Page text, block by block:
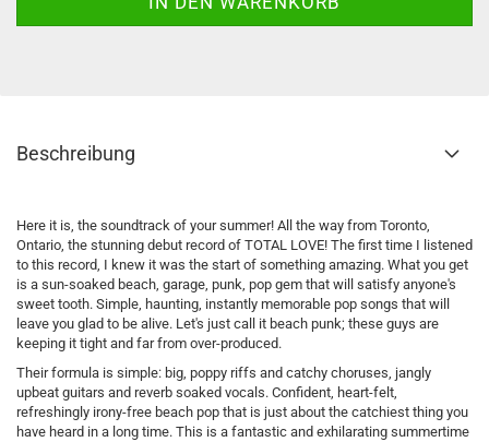
Beschreibung
Here it is, the soundtrack of your summer! All the way from Toronto,
Ontario, the stunning debut record of TOTAL LOVE! The first time I listened
to this record, I knew it was the start of something amazing. What you get
is a sun-soaked beach, garage, punk, pop gem that will satisfy anyone's
sweet tooth. Simple, haunting, instantly memorable pop songs that will
leave you glad to be alive. Let's just call it beach punk; these guys are
keeping it tight and far from over-produced.
Their formula is simple: big, poppy riffs and catchy choruses, jangly
upbeat guitars and reverb soaked vocals. Confident, heart-felt,
refreshingly irony-free beach pop that is just about the catchiest thing you
have heard in a long time. This is a fantastic and exhilarating summertime